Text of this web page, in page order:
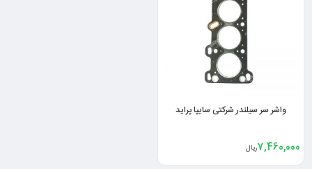
واشر سر سیلندر شرکتی سایپا پراید
7,460,000ریال